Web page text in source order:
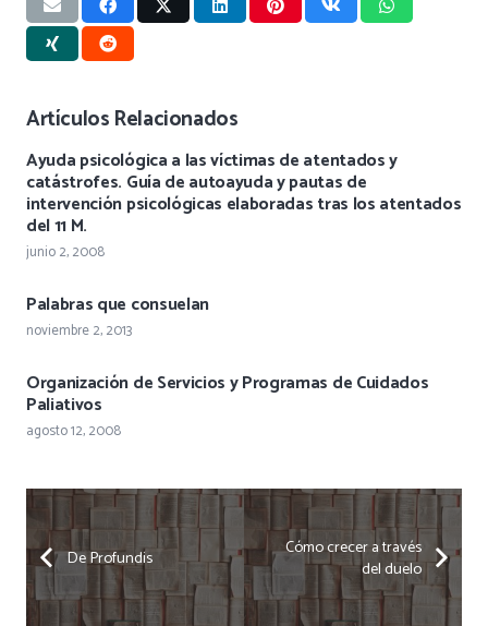
Artículos Relacionados
Ayuda psicológica a las víctimas de atentados y
catástrofes. Guía de autoayuda y pautas de
intervención psicológicas elaboradas tras los atentados
del 11 M.
junio 2, 2008
Palabras que consuelan
noviembre 2, 2013
Organización de Servicios y Programas de Cuidados
Paliativos
agosto 12, 2008
De Profundis
Cómo crecer a través
del duelo